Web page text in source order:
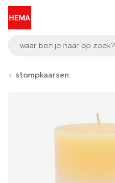
waar ben je naar op zoek?
stompkaarsen